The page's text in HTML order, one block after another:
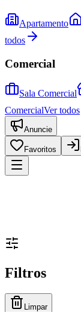
Apartamento
todos
Comercial
Sala Comercial
ComercialVer todos
Anuncie
Favoritos
Filtros
Limpar